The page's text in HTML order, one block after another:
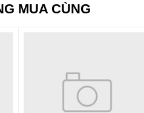
MUA CÙNG